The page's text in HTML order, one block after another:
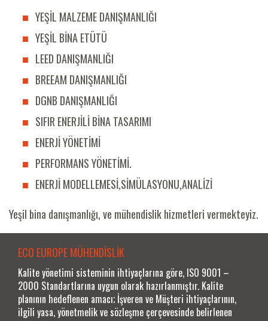
YEŞİL MALZEME DANIŞMANLIĞI
YEŞİL BİNA ETÜTÜ
LEED DANIŞMANLIĞI
BREEAM DANIŞMANLIĞI
DGNB DANIŞMANLIĞI
SIFIR ENERJİLİ BİNA TASARIMI
ENERJİ YÖNETİMİ
PERFORMANS YÖNETİMİ.
ENERJİ MODELLEMESİ,SİMÜLASYONU,ANALİZİ
Yeşil bina danışmanlığı, ve mühendislik hizmetleri vermekteyiz.
ECO EUROPE MÜHENDİSLİK
Kalite yönetimi sisteminin ihtiyaçlarına göre, ISO 9001 –
2000 Standartlarına uygun olarak hazırlanmıştır. Kalite
planının hedeflenen amacı; İşveren ve Müşteri ihtiyaçlarının,
ilgili yasa, yönetmelik ve sözleşme çerçevesinde belirlenen